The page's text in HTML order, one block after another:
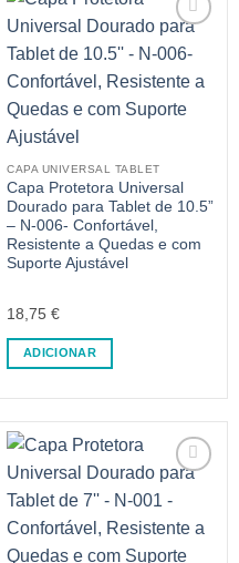
CAPA UNIVERSAL TABLET
Capa Protetora Universal
Dourado para Tablet de 10.5”
– N-006- Confortável,
Resistente a Quedas e com
Suporte Ajustável
18,75 €
ADICIONAR